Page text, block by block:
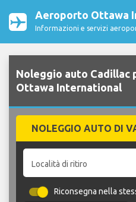
Aeroporto Ottawa
Informazioni e servizi
Noleggio auto Cadillac
Ottawa International
NOLEGGIO AUTO DI
Località di ritiro
Riconsegna nella